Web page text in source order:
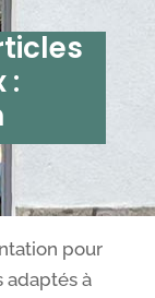
:
pour
adaptés à